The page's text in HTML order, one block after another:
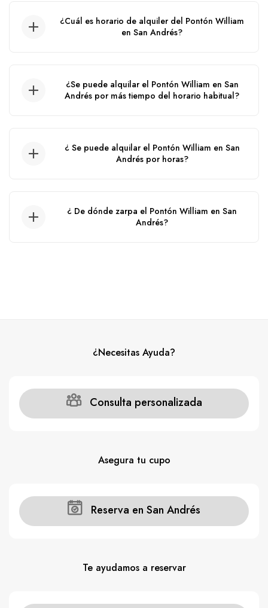
servicio, ya que aplican precios por cambio de
¿Cuál es horario de alquiler del Pontón William
en San Andrés?
¿Se puede alquilar el Pontón William en San
Andrés por más tiempo del horario habitual?
¿ Se puede alquilar el Pontón William en San
Andrés por horas?
¿ De dónde zarpa el Pontón William en San
Andrés?
¿Necesitas Ayuda?
Consulta personalizada
Asegura tu cupo
Reserva en San Andrés
Te ayudamos a reservar